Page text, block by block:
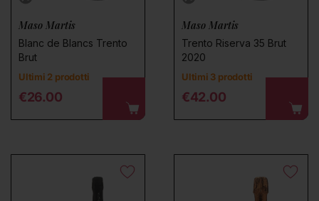
Maso Martis
Blanc de Blancs Trento
Brut
Ultimi 2 prodotti
Regular price
€26.00
Maso Martis
Trento Riserva 35 Brut
2020
Ultimi 3 prodotti
Regular price
€42.00